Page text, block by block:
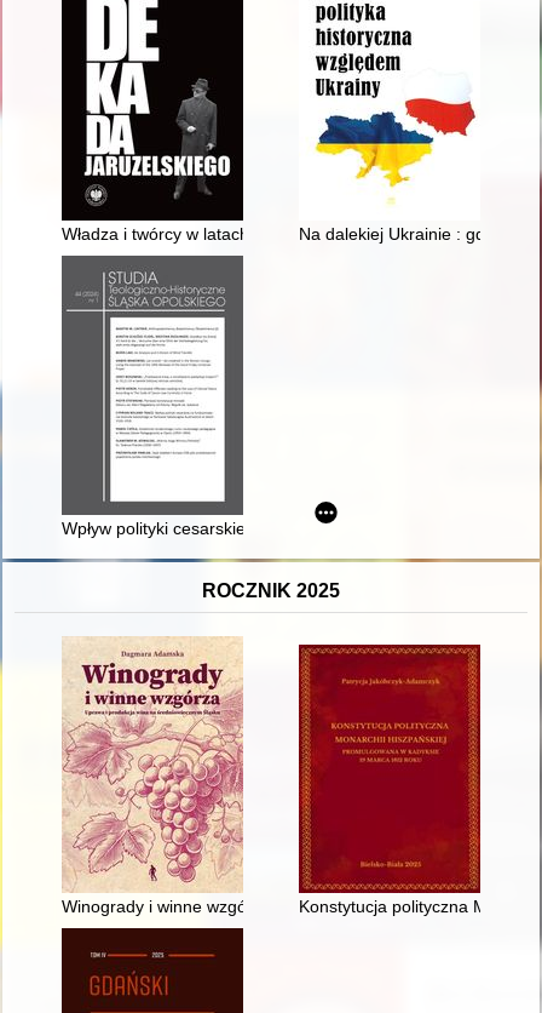
Władza i twórcy w latach osiemdziesiątych XX w
Na dalekiej Ukrainie : gdzie
Wpływ polityki cesarskiej na funkcjonowanie Kościoła
ROCZNIK 2025
Winogrady i winne wzgórza : uprawa i produkcja wina na
Konstytucja polityczna